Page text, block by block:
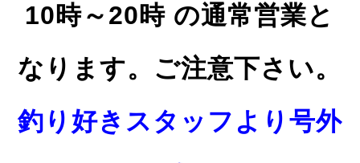
10時～20時 の通常営業と
なります。ご注意下さい。
釣り好きスタッフより号外